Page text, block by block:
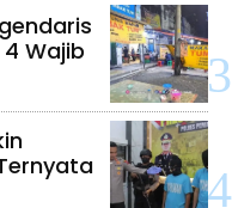
Wajib